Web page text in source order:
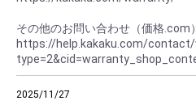
その他のお問い合わせ（価格.com
https://help.kakaku.com/
2025/11/27